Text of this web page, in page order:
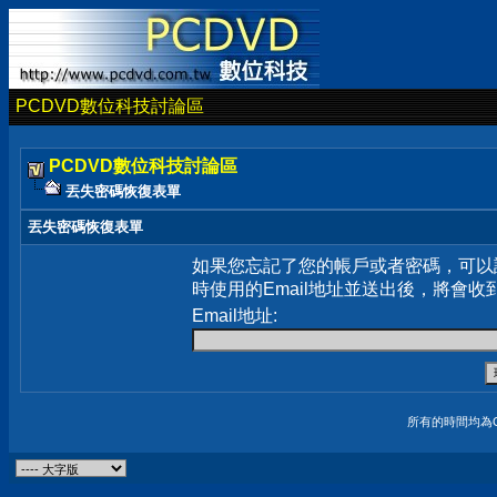
PCDVD數位科技討論區
PCDVD數位科技討論區
丟失密碼恢復表單
丟失密碼恢復表單
如果您忘記了您的帳戶或者密碼，可
時使用的Email地址並送出後，將會收
Email地址:
所有的時間均為